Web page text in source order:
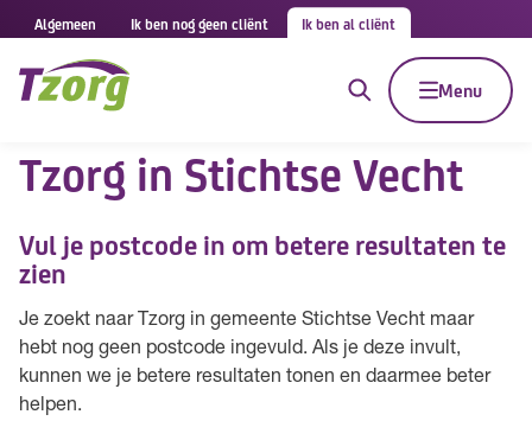
Algemeen Ik ben nog geen cliënt Ik ben al cliënt
Menu
Tzorg in Stichtse Vecht
Vul je postcode in om betere resultaten te
zien
Je zoekt naar Tzorg in gemeente Stichtse Vecht maar
hebt nog geen postcode ingevuld. Als je deze invult,
kunnen we je betere resultaten tonen en daarmee beter
helpen.